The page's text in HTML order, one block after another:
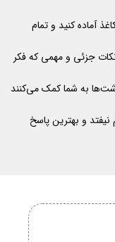
آماده کنید و تمام
جزئی و مهمی که فکر
به شما کمک می‌کنند
نیفتد و بهترین پاسخ